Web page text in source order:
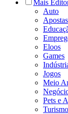
Mais
Auto
Apostas
Eloos
Games
Jogos
Meio
Pets e
Turismo